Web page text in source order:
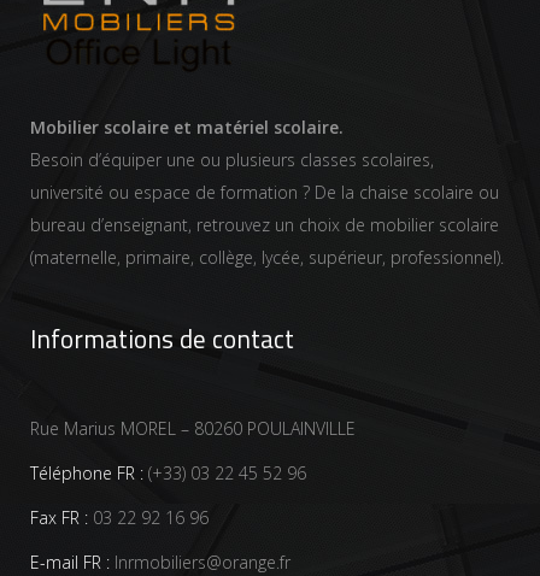
Mobilier scolaire et matériel scolaire.
Besoin d’équiper une ou plusieurs classes scolaires,
université ou espace de formation ? De la chaise scolaire ou
bureau d’enseignant, retrouvez un choix de mobilier scolaire
(maternelle, primaire, collège, lycée, supérieur, professionnel).
Informations de contact
Rue Marius MOREL – 80260 POULAINVILLE
Téléphone FR : (+33) 03 22 45 52 96
Fax FR : 03 22 92 16 96
E-mail FR : lnrmobiliers@orange.fr